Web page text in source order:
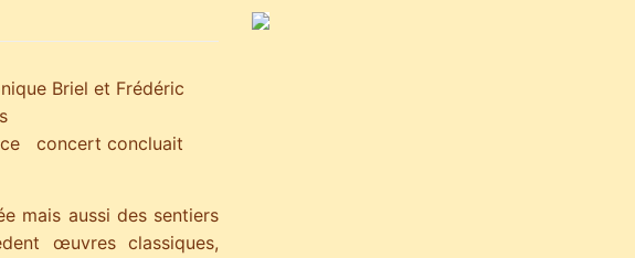
Briel et Frédéric
concert concluait
mais aussi des sentiers
œuvres classiques,